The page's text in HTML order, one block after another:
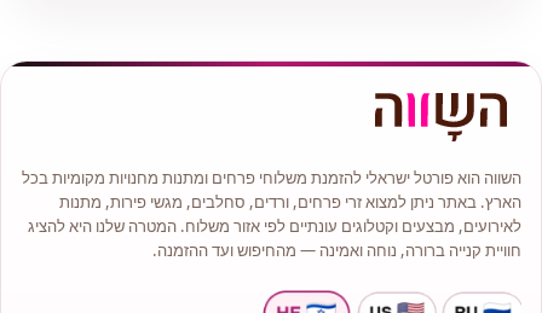
השווה הוא פורטל ישראלי להזמנת משלוחי פרחים ומתנות מחנויות מקומיות בכל
הארץ. באתר ניתן למצוא זרי פרחים, ורדים, סחלבים, מגשי פירות, מתנות
לאירועים, מבצעים וקטלוגים עונתיים לפי אזור משלוח. המטרה שלנו היא להציג
חוויית קנייה ברורה, נוחה ואמינה — מהחיפוש ועד ההזמנה.